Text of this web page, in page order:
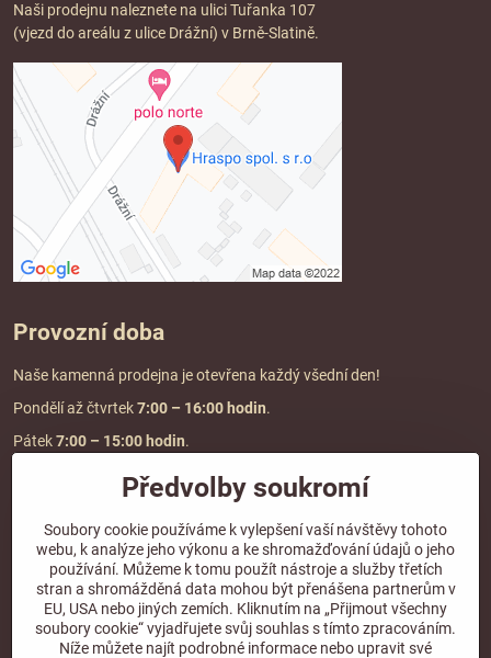
Naši prodejnu naleznete na ulici Tuřanka 107
(vjezd do areálu z ulice Drážní) v Brně-Slatině.
Provozní doba
Naše kamenná prodejna je otevřena každý všední den!
Pondělí až čtvrtek7:00 – 16:00 hodin.
Pátek7:00 – 15:00 hodin.
Doprava a platba
DOPRAVA ZDARMA
při objednávce nad2000 Kč vč. DPH.
*Nevztahuje se na paletovou přepravu.
Předvolby soukromí
Soubory cookie používáme k vylepšení vaší návštěvy tohoto
webu, k analýze jeho výkonu a ke shromažďování údajů o jeho
používání. Můžeme k tomu použít nástroje a služby třetích
stran a shromážděná data mohou být přenášena partnerům v
EU, USA nebo jiných zemích. Kliknutím na „Přijmout všechny
soubory cookie“ vyjadřujete svůj souhlas s tímto zpracováním.
Níže můžete najít podrobné informace nebo upravit své